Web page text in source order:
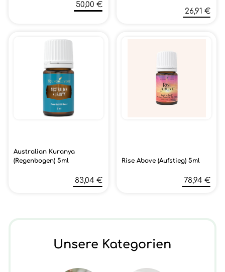
50,00 €
26,91 €
Australian Kuranya
(Regenbogen) 5ml
83,04 €
Rise Above (Aufstieg) 5ml
78,94 €
Unsere Kategorien